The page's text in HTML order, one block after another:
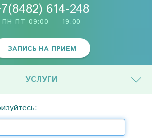
614-248
ПН-ПТ 09:00 — 19.00
ЗАПИСЬ НА ПРИЕМ
УСЛУГИ